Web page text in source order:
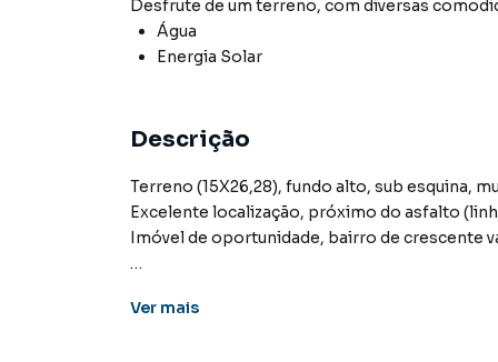
Desfrute de um terreno, com diversas
Água
Energia Solar
Descrição
Terreno (15X26,28), fundo alto, sub esquina,
Excelente localização, próximo do asfalto
Imóvel de oportunidade, bairro de crescente
Terreno para Venda em região valorizada do
Ver mais